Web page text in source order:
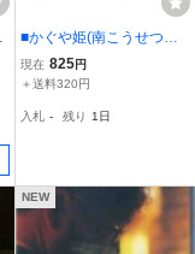
■かぐや姫(南こうせつ山
田パンダ伊勢正三)■ベス
ト(2枚組)■「forever(フォ
■品番:ZL-2001/2■1985/5/
現在 825円
＋送料320円
入札 - 残り 1日
NEW